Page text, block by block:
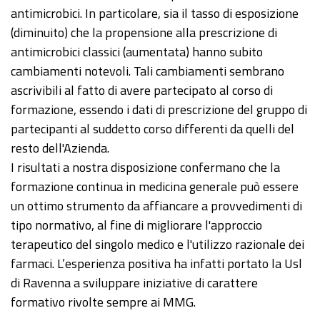
antimicrobici. In particolare, sia il tasso di esposizione
(diminuito) che la propensione alla prescrizione di
antimicrobici classici (aumentata) hanno subito
cambiamenti notevoli. Tali cambiamenti sembrano
ascrivibili al fatto di avere partecipato al corso di
formazione, essendo i dati di prescrizione del gruppo di
partecipanti al suddetto corso differenti da quelli del
resto dell'Azienda.
I risultati a nostra disposizione confermano che la
formazione continua in medicina generale può essere
un ottimo strumento da affiancare a provvedimenti di
tipo normativo, al fine di migliorare l'approccio
terapeutico del singolo medico e l'utilizzo razionale dei
farmaci. L’esperienza positiva ha infatti portato la Usl
di Ravenna a sviluppare iniziative di carattere
formativo rivolte sempre ai MMG.